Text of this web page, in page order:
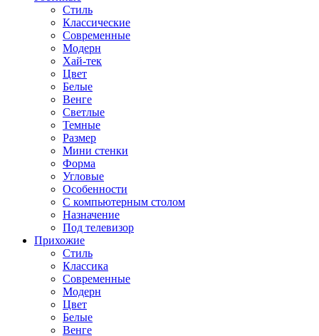
Стиль
Классические
Современные
Модерн
Хай-тек
Цвет
Белые
Венге
Светлые
Темные
Размер
Мини стенки
Форма
Угловые
Особенности
С компьютерным столом
Назначение
Под телевизор
Прихожие
Стиль
Классика
Современные
Модерн
Цвет
Белые
Венге